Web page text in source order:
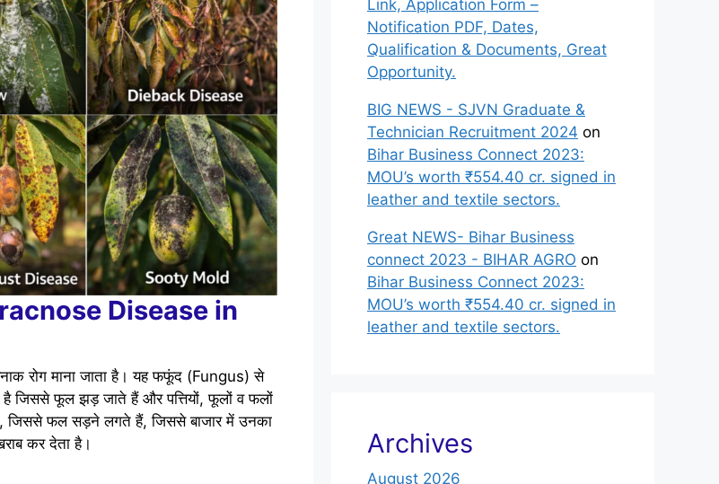
Disease in
रोग माना जाता है। यह फफूंद (Fungus) से
है जिससे फूल झड़ जाते हैं और पत्तियों, फूलों व फलों
जिससे फल सड़ने लगते हैं, जिससे बाजार में उनका
कर देता है।
Link, Application Form –
Notification PDF, Dates,
Qualification & Documents, Great
Opportunity.
BIG NEWS - SJVN Graduate &
Technician Recruitment 2024 on
Bihar Business Connect 2023:
MOU’s worth ₹554.40 cr. signed in
leather and textile sectors.
Great NEWS- Bihar Business
connect 2023 - BIHAR AGRO on
Bihar Business Connect 2023:
MOU’s worth ₹554.40 cr. signed in
leather and textile sectors.
Archives
August 2026